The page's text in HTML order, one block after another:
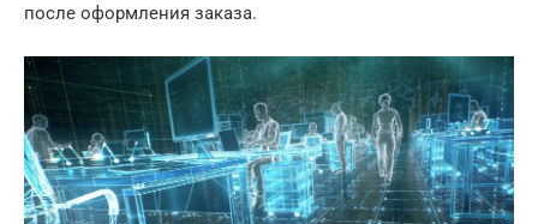
после оформления заказа.